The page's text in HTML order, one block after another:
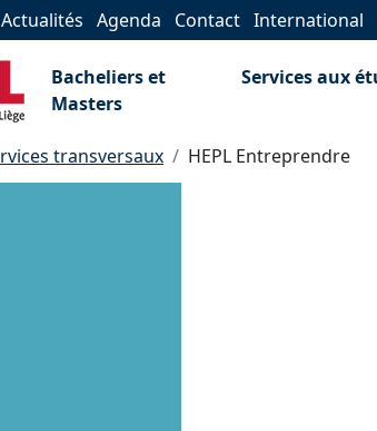
Actualités Agenda Contact International
Bacheliers et
Masters
Services aux
transversaux HEPL Entreprendre